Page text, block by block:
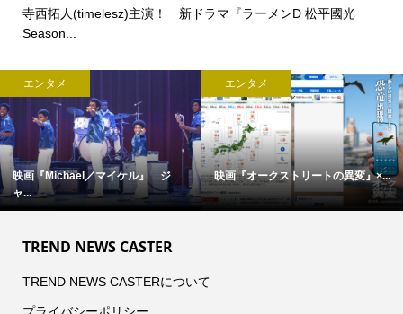
寺西拓人(timelesz)主演！ 新ドラマ『ラーメンD 松平國光
Season...
エンタメ
映画『Michael／マイケル』 ジ
ャ...
エンタメ
映画『オークストリートの異変』×...
TREND NEWS CASTER
TREND NEWS CASTERについて